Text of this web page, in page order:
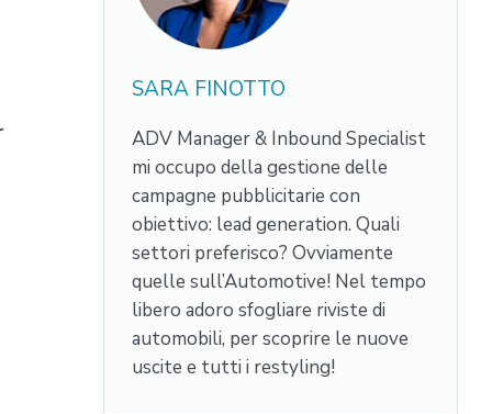
SARA FINOTTO
ADV Manager & Inbound Specialist
mi occupo della gestione delle
campagne pubblicitarie con
obiettivo: lead generation. Quali
settori preferisco? Ovviamente
quelle sull’Automotive! Nel tempo
libero adoro sfogliare riviste di
automobili, per scoprire le nuove
uscite e tutti i restyling!